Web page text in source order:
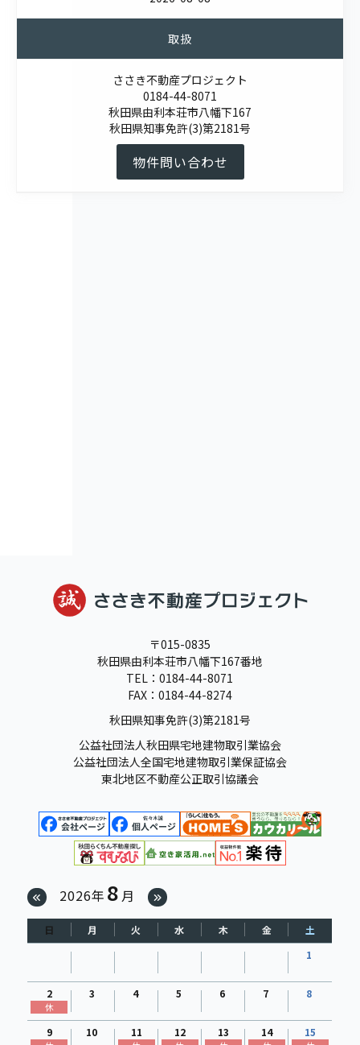
取扱
ささき不動産プロジェクト
0184-44-8071
秋田県由利本荘市八幡下167
秋田県知事免許(3)第2181号
物件問い合わせ
〒015-0835
秋田県由利本荘市八幡下167番地
TEL：0184-44-8071
FAX：0184-44-8274
秋田県知事免許(3)第2181号
公益社団法人秋田県宅地建物取引業協会
公益社団法人全国宅地建物取引業保証協会
東北地区不動産公正取引協議会
2026年 8 月
日 月 火 水 木 金
土
1
2
休
3 4 5 6 7 8
9 10 11 12 13 14 15